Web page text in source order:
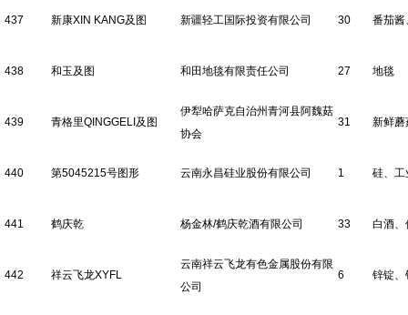
437 新康XIN KANG及图 新疆轻工国际投资有限公司 30 番茄酱
438 和玉及图 和田地毯有限责任公司 27 地毯
439 青格里QINGGELI及图
伊犁哈萨克自治州青河县阿魏菇
协会
31 新鲜蘑
440 第5045215号图形 云南永昌硅业股份有限公司 1 硅、工
441 鹤庆乾 杨金林/鹤庆乾酒有限公司 33 白酒、
442 祥云飞龙XYFL
云南祥云飞龙有色金属股份有限
公司
6 锌锭、